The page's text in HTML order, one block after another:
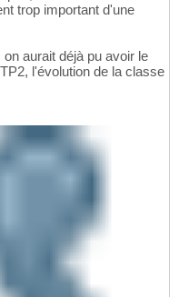
trop important d'une
aurait déjà pu avoir le
l'évolution de la classe